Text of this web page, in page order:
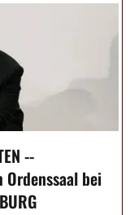
--
Ordenssaal bei